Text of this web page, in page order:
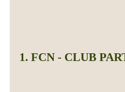
1. FCN - CLUB